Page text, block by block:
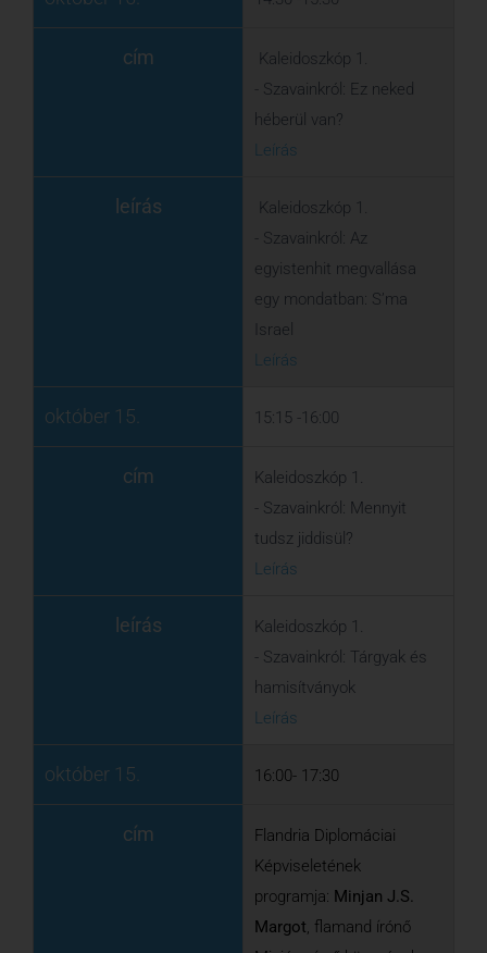
egyistenhit megvallása
Israel
Leírás
15:15 -16:00
cím
Kaleidoszkóp 1.
- Szavainkról: Mennyit
tudsz jiddisül?
Leírás
Kaleidoszkóp 1.
hamisítványok
16:00- 17:30
Flandria Diplomáciai
programja:Minjan J.S.
Margot, flamand írónő
Minján című könyvének
bemutatója.
leírás
A kötet az Európa Kiadó
az írónő Magyarországon
is nagy sikerű Mazel tov
című regényének
folytatása, amely egy